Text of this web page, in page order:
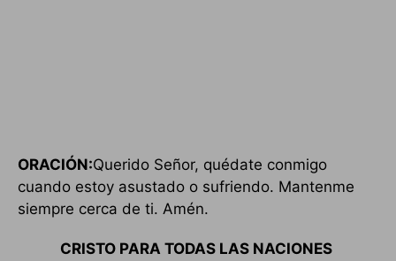
ORACIÓN:Querido Señor, quédate conmigo
cuando estoy asustado o sufriendo. Mantenme
siempre cerca de ti. Amén.
CRISTO PARA TODAS LAS NACIONES